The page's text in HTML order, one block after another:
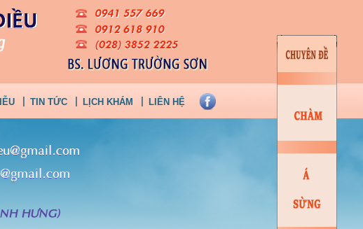
TIN TỨC LỊCH KHÁM LIÊN HỆ